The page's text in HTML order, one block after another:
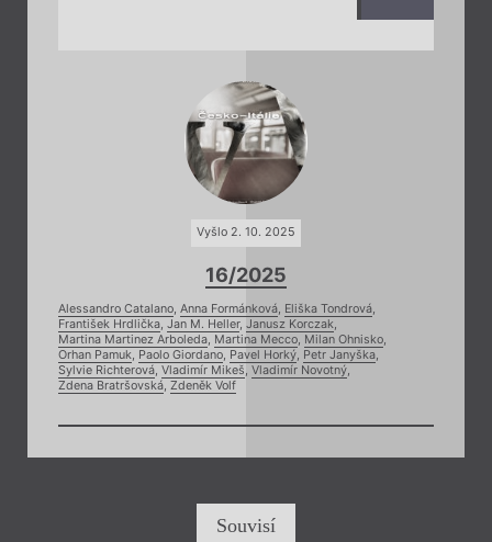
Vyšlo 2. 10. 2025
16/2025
Alessandro Catalano, Anna Formánková, Eliška Tondrová,
František Hrdlička, Jan M. Heller, Janusz Korczak,
Martina Martinez Arboleda, Martina Mecco, Milan Ohnisko,
Orhan Pamuk, Paolo Giordano, Pavel Horký, Petr Janyška,
Sylvie Richterová, Vladimír Mikeš, Vladimír Novotný,
Zdena Bratršovská, Zdeněk Volf
Souvisí